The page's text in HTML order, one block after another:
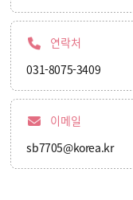
연락처
031-8075-3409
이메일
sb7705@korea.kr